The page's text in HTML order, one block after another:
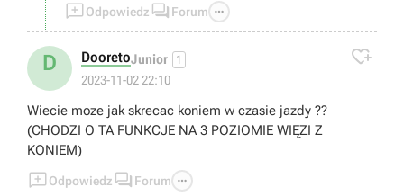
Odpowiedz  Forum 
D DooretoJunior 1
2023-11-02 22:10

Wiecie moze jak skrecac koniem w czasie jazdy ??
(CHODZI O TA FUNKCJE NA 3 POZIOMIE WIĘZI Z
KONIEM)
Odpowiedz  Forum 